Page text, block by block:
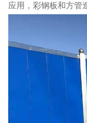
应用，彩钢板和方管